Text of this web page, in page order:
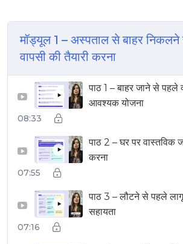
मॉड्यूल 1 – अस्पताल से बाहर
वापसी की तैयारी करना
▶
पाठ 1 – बाहर जाने से
आवश्यक योजना
08:33
▶
पाठ 2 – घर पर वास्तविक
करना
07:55
▶
पाठ 3 – लौटने से पहले
सहायता
07:16